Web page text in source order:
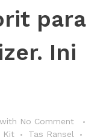
para
Ini
with No Comment
Kit
Tas Ransel